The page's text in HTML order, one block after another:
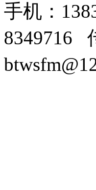
手机：
8349716